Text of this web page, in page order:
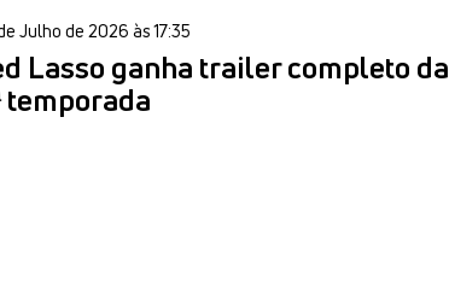
Julho de 2026 às 17:35
Lasso ganha trailer completo da
temporada